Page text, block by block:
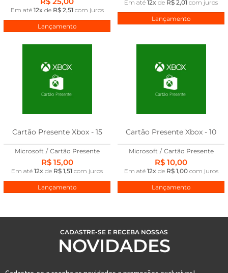
Em até 12x de R$ 2,51com juros
Lançamento
Em até 12x de R$ 2,01 com juros
Lançamento
Cartão Presente Xbox - 15
Microsoft / Cartão Presente
R$ 15,00
Em até 12x de R$ 1,51 com juros
Lançamento
Cartão Presente Xbox - 10
Microsoft / Cartão Presente
R$ 10,00
Em até 12x de R$ 1,00com juros
Lançamento
CADASTRE-SE E RECEBA NOSSAS
NOVIDADES